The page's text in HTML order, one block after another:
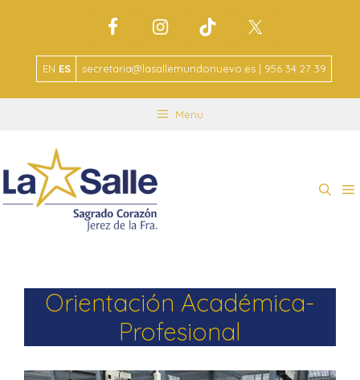
EN ES secretaria@lasallemundonuevo.es | 956 34 27 39
Menu
Orientación Académica-
Profesional